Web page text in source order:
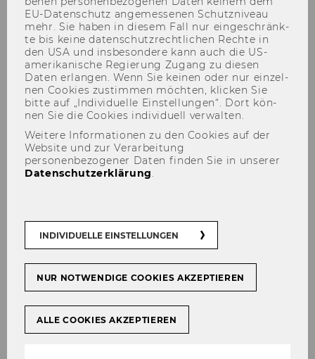
Dr. Michael Brightwell, MSc
(WU)
EU-​Datenschutz an­ge­mes­se­nen Schutz­ni­veau
mehr. Sie haben in die­sem Fall nur ein­ge­schränk­
te bis keine da­ten­schutz­recht­li­chen Rech­te in
den USA und ins­be­son­de­re kann auch die US-​
amerikanische Re­gie­rung Zu­gang zu die­sen
Daten er­lan­gen. Wenn Sie kei­nen oder nur ein­zel­
nen Coo­kies zu­stim­men möch­ten, kli­cken Sie
bitte auf „In­di­vi­du­el­le Ein­stel­lun­gen“. Dort kön­
nen Sie die Coo­kies in­di­vi­du­ell ver­wal­ten.
Weitere Informationen zu den Cookies auf der
Website und zur Verarbeitung
personenbezogener Daten finden Sie in unserer
Datenschutzerklärung.
INDIVIDUELLE EINSTELLUNGEN
NUR NOTWENDIGE COOKIES AKZEPTIEREN
ALLE COOKIES AKZEPTIEREN